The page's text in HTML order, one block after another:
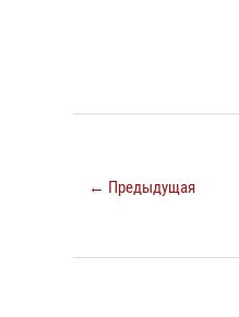
← Предыдущая